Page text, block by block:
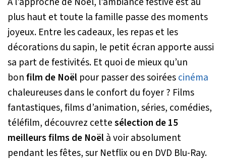
plus haut et toute la famille passe des moments
joyeux. Entre les cadeaux, les repas et les
décorations du sapin, le petit écran apporte aussi
sa part de festivités. Et quoi de mieux qu’un
bonfilm de Noël pour passer des soiréescinéma
chaleureuses dans le confort du foyer ? Films
fantastiques, films d’animation, séries, comédies,
téléfilm, découvrez cettesélection de 15
meilleurs films de Noëlà voir absolument
pendant les fêtes, sur Netflix ou en DVD Blu-Ray.